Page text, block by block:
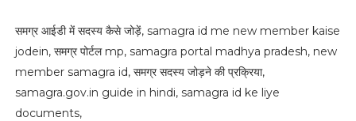
समग्र आईडी में सदस्य कैसे जोड़ें, samagra id me new member kaise
jodein, समग्र पोर्टल mp, samagra portal madhya pradesh, new
member samagra id, समग्र सदस्य जोड़ने की प्रक्रिया,
samagra.gov.in guide in hindi, samagra id ke liye
documents,